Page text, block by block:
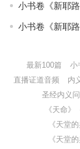
小书卷《新耶
小书卷《新耶
最新100篇 小
直播证道音频
内
圣经内义
《天命》
《天堂
《天堂